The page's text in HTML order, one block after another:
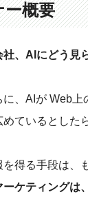
ー概要
社、AIにどう見
、AIが Web
めているとした
得る手段は、
ーケティングは